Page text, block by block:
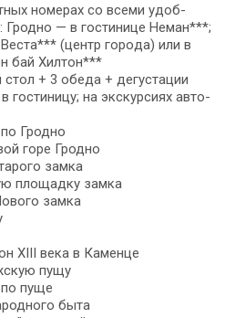
но­ме­рах со все­ми удоб­
Грод­но — в го­сти­ни­це Не­ман***;
(центр го­ро­да) или в
бай Хилтон***
+ 3 обе­да + де­густа­ции
го­сти­ни­цу; на экс­кур­си­ях ав­то­
Грод­но
го­ре Грод­но
зам­ка
пло­щад­ку зам­ка
зам­ка
ХІІІ ве­ка в Каменце
пу­щу
пуще
бы­та